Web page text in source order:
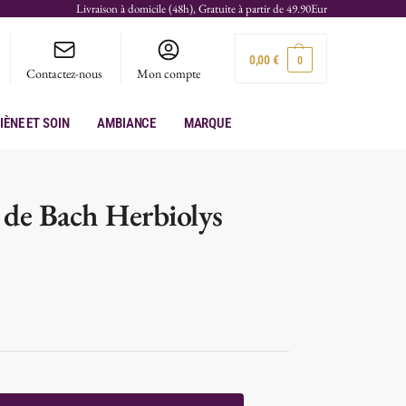
Livraison à domicile (48h), Gratuite à partir de 49.90Eur
Contactez-nous Mon compte
0,00€ 0
et soin Ambiance Marque
Bach Herbiolys